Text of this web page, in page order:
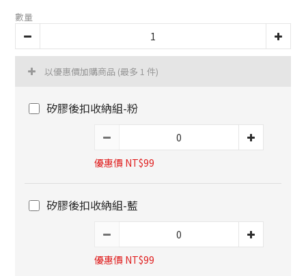
數量
以優惠價加購商品 (最多 1 件)
矽膠後扣收納組-粉
優惠價 NT$99
矽膠後扣收納組-藍
優惠價 NT$99